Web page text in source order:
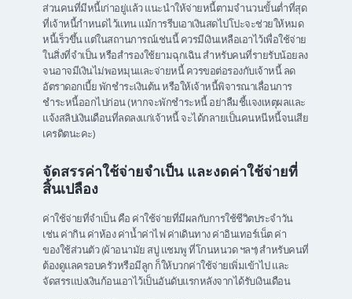
ส่วนคนที่มีหนี้เก่าอยู่แล้ว แนะนำให้จ่ายหนี้ตามจำนวนขั้นต่ำที่สุด
ที่เจ้าหนี้กำหนดไว้แทน แม้การรีบเอาเงินสดไปโปะจะช่วยให้หมด
หนี้เร็วขึ้น แต่ในสถานการณ์เช่นนี้ ควรมีเงินเหลือเอาไว้เพื่อใช้จ่าย
ในสิ่งที่จำเป็น หรือสำรองใช้ยามฉุกเฉิน สำหรับคนที่รายรับน้อยลง
จนอาจมีเงินไม่พอหมุนและจ่ายหนี้ ควรขอต่อรองกับเจ้าหนี้ ลด
อัตราดอกเบี้ย พักชำระเงินต้น หรือให้เจ้าหนี้พิจารณาเลื่อนการ
ชำระหนี้ออกไปก่อน (หากจะพักชำระหนี้ อย่าลืมชี้แจงเหตุผลและ
แจ้งสลิปเงินเดือนที่ลดลงแก่เจ้าหนี้ จะได้กลายเป็นคนหนีหนี้จนเสีย
เครดิตนะคะ)
จัดสรรค่าใช้จ่ายจำเป็น และงดค่าใช้จ่ายที่
สิ้นเปลือง
ค่าใช้จ่ายที่จำเป็น คือ ค่าใช้จ่ายที่มีผลกับการใช้ชีวิตประจำวัน
เช่น ค่ากิน ค่าห้อง ค่าน้ำค่าไฟ ค่าเดินทาง ค่าอินเทอร์เน็ต ค่า
ของใช้ส่วนตัว (ผ้าอนามัย สบู่ แชมพู ที่โกนหนวด ฯลฯ) สำหรับคนที่
ต้องดูแลครอบครัวหรือมีลูก ก็ให้บวกค่าใช้จ่ายเพิ่มเข้าไป และ
จัดสรรแบ่งเงินก้อนเอาไว้เป็นอันดับแรกหลังจากได้รับเงินเดือน